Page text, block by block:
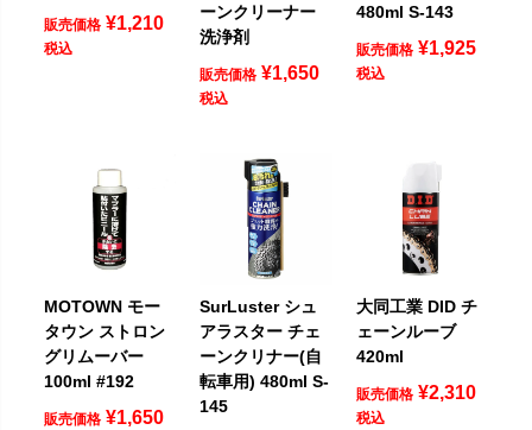
販売価格 ¥1,210
税込
ーンクリーナー
洗浄剤
販売価格 ¥1,650
税込
480ml S-143
販売価格 ¥1,925
税込
MOTOWN モー
タウン ストロン
グリムーバー
100ml #192
販売価格 ¥1,650
SurLuster シュ
アラスター チェ
ーンクリナー(自
転車用) 480ml S-
145
大同工業 DID チ
ェーンルーブ
420ml
販売価格 ¥2,310
税込